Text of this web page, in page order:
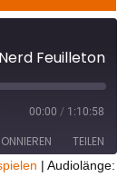
Feuilleton #2
00:00 / 1:10:58
TEILEN
|Audiolänge: